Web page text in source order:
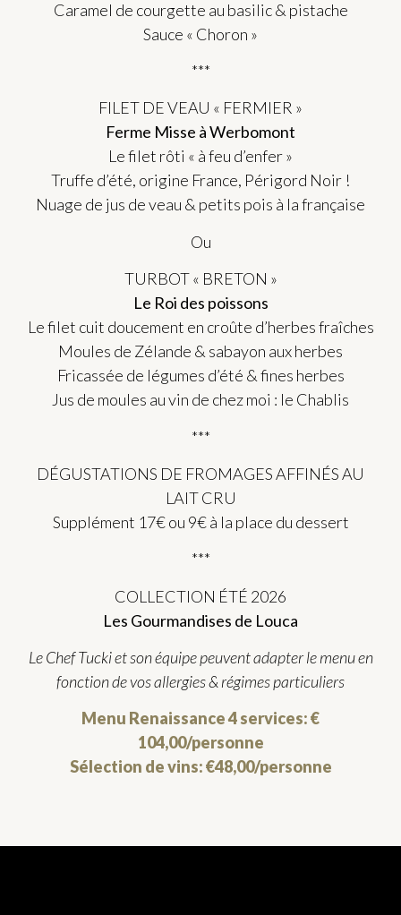
Caramel de courgette au basilic & pistache
Sauce « Choron »
***
FILET DE VEAU « FERMIER »
Ferme Misse à Werbomont
Le filet rôti « à feu d’enfer »
Truffe d’été, origine France, Périgord Noir !
Nuage de jus de veau & petits pois à la française
Ou
TURBOT « BRETON »
Le Roi des poissons
Le filet cuit doucement en croûte d’herbes fraîches
Moules de Zélande & sabayon aux herbes
Fricassée de légumes d’été & fines herbes
Jus de moules au vin de chez moi : le Chablis
***
DÉGUSTATIONS DE FROMAGES AFFINÉS AU
LAIT CRU
Supplément 17€ ou 9€ à la place du dessert
***
COLLECTION ÉTÉ 2026
Les Gourmandises de Louca
Le Chef Tucki et son équipe peuvent adapter le menu en
fonction de vos allergies & régimes particuliers
Menu Renaissance 4 services: €
104,00/personne
Sélection de vins: €48,00/personne